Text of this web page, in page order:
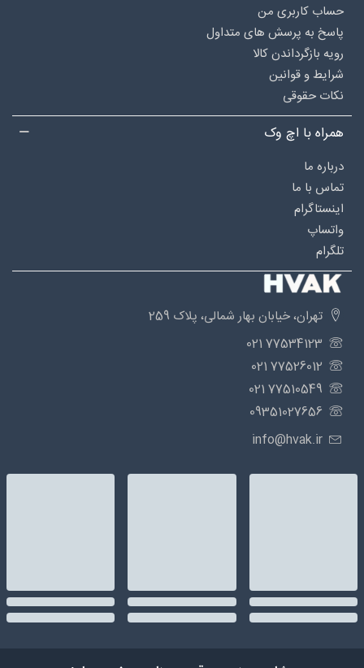
حساب کاربری من
پاسخ به پرسش های متداول
رویه بازگرداندن کالا
شرایط و قوانین
نکات حقوقی
همراه با اچ وک
درباره‌ ما
تماس با ما
اینستاگرام
واتساپ
تلگرام
تهران، خیابان بهار شمالی، پلاک 259
77534123 021
77526012 021
77510549 021
09351027656
info@hvak.ir